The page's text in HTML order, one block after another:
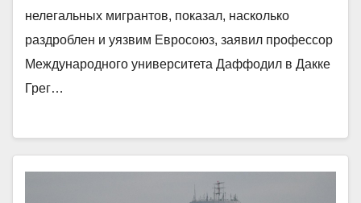
нелегальных мигрантов, показал, насколько
раздроблен и уязвим Евросоюз, заявил профессор
Международного университета Даффодил в Дакке
Грег…